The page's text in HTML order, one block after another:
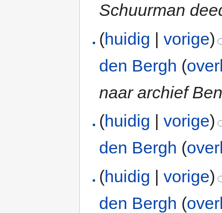
Schuurman
(huidig |vorige)
den Bergh (
naar archief
(huidig |vorige)
den Bergh (
(huidig |vorige)
den Bergh (